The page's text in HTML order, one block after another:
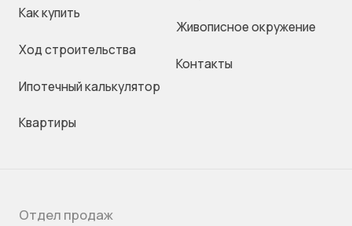
Как купить
Ход строительства
Ипотечный калькулятор
Квартиры
Живописное окружение
Контакты
Отдел продаж